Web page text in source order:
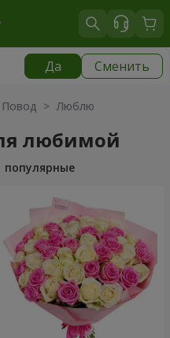
Да Сменить
> Люблю
любимой
популярные